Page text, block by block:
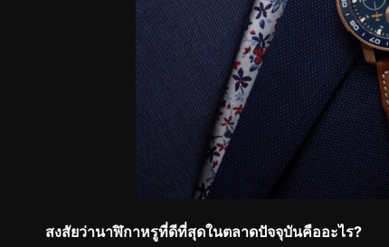
สงสัยว่านาฬิกาหรูที่ดีที่สุดในตลาดปัจจุบันคืออะไร?